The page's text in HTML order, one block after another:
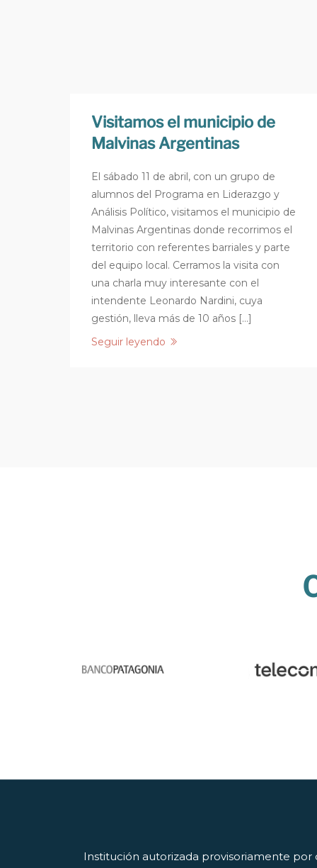
Visitamos el municipio de
Malvinas Argentinas
El sábado 11 de abril, con un grupo de
alumnos del Programa en Liderazgo y
Análisis Político, visitamos el municipio de
Malvinas Argentinas donde recorrimos el
territorio con referentes barriales y parte
del equipo local. Cerramos la visita con
una charla muy interesante con el
intendente Leonardo Nardini, cuya
gestión, lleva más de 10 años […]
Seguir leyendo
Institución autorizada provisoriamente por